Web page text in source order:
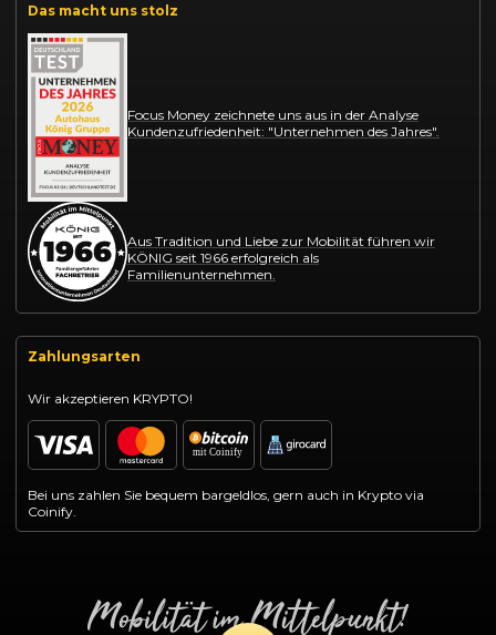
Das macht uns stolz
Focus Money zeichnete uns aus in der Analyse
Kundenzufriedenheit: "Unternehmen des Jahres".
Aus Tradition und Liebe zur Mobilität führen wir
KÖNIG seit 1966 erfolgreich als
Familienunternehmen.
Zahlungsarten
Wir akzeptieren KRYPTO!
Bei uns zahlen Sie bequem bargeldlos, gern auch in Krypto via
Coinify.